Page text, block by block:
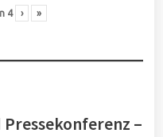
4 › »
–